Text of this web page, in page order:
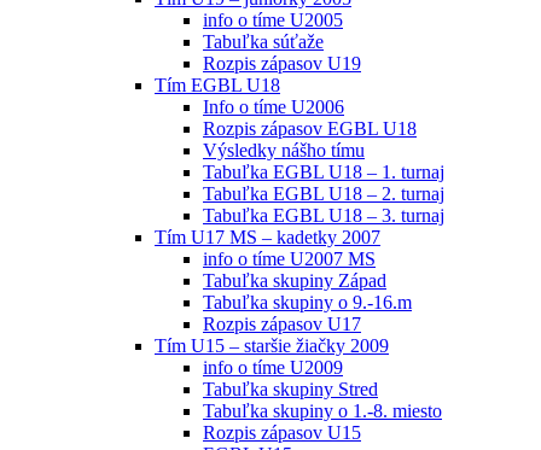
info o tíme U2005
Tabuľka súťaže
Rozpis zápasov U19
Tím EGBL U18
Info o tíme U2006
Rozpis zápasov EGBL U18
Výsledky nášho tímu
Tabuľka EGBL U18 – 1. turnaj
Tabuľka EGBL U18 – 2. turnaj
Tabuľka EGBL U18 – 3. turnaj
Tím U17 MS – kadetky 2007
info o tíme U2007 MS
Tabuľka skupiny Západ
Tabuľka skupiny o 9.-16.m
Rozpis zápasov U17
Tím U15 – staršie žiačky 2009
info o tíme U2009
Tabuľka skupiny Stred
Tabuľka skupiny o 1.-8. miesto
Rozpis zápasov U15